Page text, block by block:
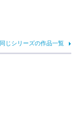
同じシリーズの作品一覧